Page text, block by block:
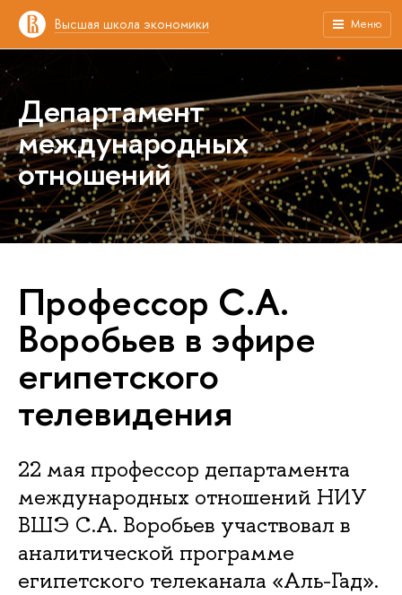
Высшая школа экономики Меню
Департамент
международных
отношений
Профессор С.А.
Воробьев в эфире
египетского
телевидения
22 мая профессор департамента
международных отношений НИУ
ВШЭ С.А. Воробьев участвовал в
аналитической программе
египетского телеканала «Аль-Гад».